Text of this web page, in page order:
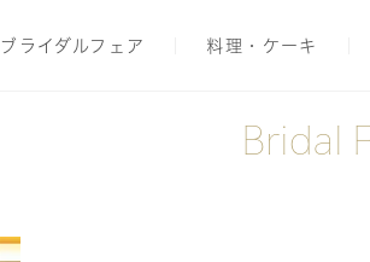
ブライダルフェア 料理・ケーキ
Bridal